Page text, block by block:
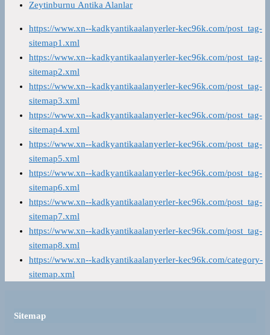
Zeytinburnu Antika Alanlar
https://www.xn--kadkyantikaalanyerler-kec96k.com/post_tag-
sitemap1.xml
https://www.xn--kadkyantikaalanyerler-kec96k.com/post_tag-
sitemap2.xml
https://www.xn--kadkyantikaalanyerler-kec96k.com/post_tag-
sitemap3.xml
https://www.xn--kadkyantikaalanyerler-kec96k.com/post_tag-
sitemap4.xml
https://www.xn--kadkyantikaalanyerler-kec96k.com/post_tag-
sitemap5.xml
https://www.xn--kadkyantikaalanyerler-kec96k.com/post_tag-
sitemap6.xml
https://www.xn--kadkyantikaalanyerler-kec96k.com/post_tag-
sitemap7.xml
https://www.xn--kadkyantikaalanyerler-kec96k.com/post_tag-
sitemap8.xml
https://www.xn--kadkyantikaalanyerler-kec96k.com/category-
sitemap.xml
Sitemap